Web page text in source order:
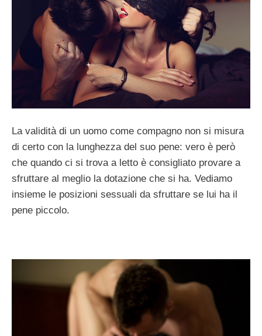
La validità di un uomo come compagno non si misura
di certo con la lunghezza del suo pene: vero è però
che quando ci si trova a letto è consigliato provare a
sfruttare al meglio la dotazione che si ha. Vediamo
insieme le posizioni sessuali da sfruttare se lui ha il
pene piccolo.